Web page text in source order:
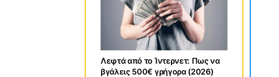
Λεφτά από το Ίντερνετ: Πως να
βγάλεις 500€ γρήγορα (2026)